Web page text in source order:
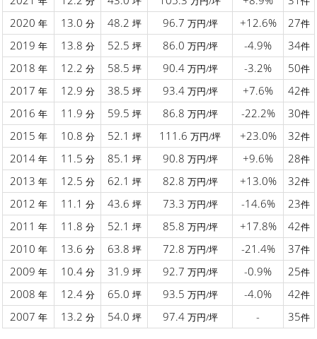
2020 年 13.0 分 48.2 坪 96.7 万円/坪 +12.6% 27件
2019 年 13.8 分 52.5 坪 86.0 万円/坪 -4.9% 34件
2018 年 12.2 分 58.5 坪 90.4 万円/坪 -3.2% 50件
2017 年 12.9 分 38.5 坪 93.4 万円/坪 +7.6% 42件
2016 年 11.9 分 59.5 坪 86.8 万円/坪 -22.2% 30件
2015 年 10.8 分 52.1 坪 111.6 万円/坪 +23.0% 32件
2014 年 11.5 分 85.1 坪 90.8 万円/坪 +9.6% 28件
2013 年 12.5 分 62.1 坪 82.8 万円/坪 +13.0% 32件
2012 年 11.1 分 43.6 坪 73.3 万円/坪 -14.6% 23件
2011 年 11.8 分 52.1 坪 85.8 万円/坪 +17.8% 42件
2010 年 13.6 分 63.8 坪 72.8 万円/坪 -21.4% 37件
2009 年 10.4 分 31.9 坪 92.7 万円/坪 -0.9% 25件
2008 年 12.4 分 65.0 坪 93.5 万円/坪 -4.0% 42件
2007 年 13.2 分 54.0 坪 97.4 万円/坪 - 35件